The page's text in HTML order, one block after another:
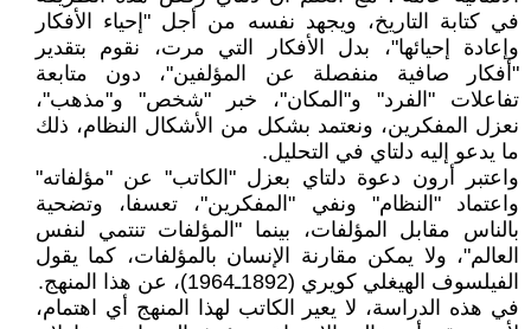
في كتابة التاريخ، ويجهد نفسه من أجل "إحياء الأفكار
وإعادة إحيائها"، بدل الأفكار التي مرت، نقوم بتقدير
"أفكار صافية منفصلة عن المؤلفين"، دون متابعة
تفاعلات "الفرد" و"المكان"، خبر "شخص" و"مذهب"،
نعزل المفكرين، ونعتمد بشكل من الأشكال النظام، ذلك
ما يدعو إليه دلتاي في التحليل.
واعتبر أرون دعوة دلتاي بعزل "الكاتب" عن "مؤلفاته"
واعتماد "النظام" ونفي "المفكرين"، تعسفا، وتضحية
بالناس مقابل المؤلفات، بينما "المؤلفات تنتمي لنفس
العالم"، ولا يمكن مقارنة الإنسان بالمؤلفات، كما يقول
الفيلسوف الهيغلي كويري (1892ـ1964)، عن هذا المنهج.
في هذه الدراسة، لا يعير الكاتب لهذا المنهج أي اهتمام،